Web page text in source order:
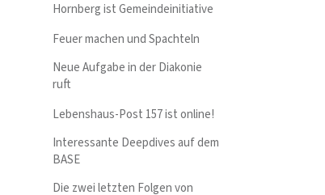
Hornberg ist Gemeindeinitiative
Feuer machen und Spachteln
Neue Aufgabe in der Diakonie
ruft
Lebenshaus-Post 157 ist online!
Interessante Deepdives auf dem
BASE
Die zwei letzten Folgen von